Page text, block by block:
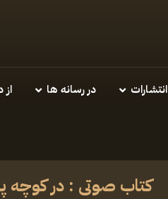
انتشارات در رسانه ها از
کتاب صوتی : در